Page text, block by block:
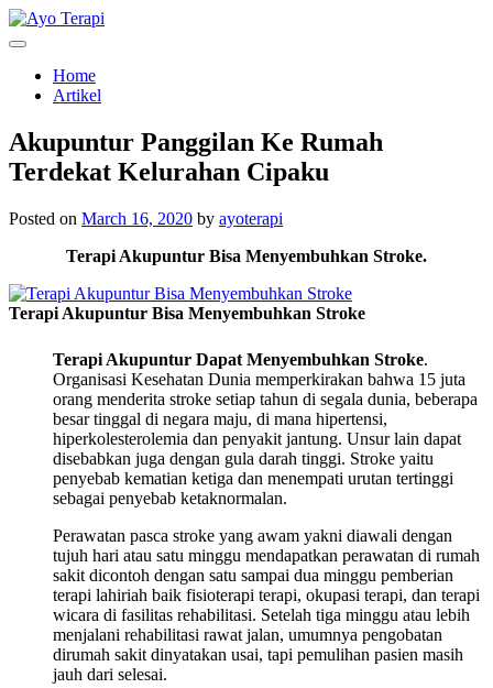
Skip
to
Home
Artikel
Akupuntur Panggilan Ke Rumah
Terdekat Kelurahan Cipaku
Posted on March 16, 2020 by ayoterapi
Terapi Akupuntur Bisa Menyembuhkan Stroke.
Terapi Akupuntur Bisa Menyembuhkan Stroke
Terapi Akupuntur Dapat Menyembuhkan Stroke.
Organisasi Kesehatan Dunia memperkirakan bahwa 15 juta
orang menderita stroke setiap tahun di segala dunia, beberapa
besar tinggal di negara maju, di mana hipertensi,
hiperkolesterolemia dan penyakit jantung. Unsur lain dapat
disebabkan juga dengan gula darah tinggi. Stroke yaitu
penyebab kematian ketiga dan menempati urutan tertinggi
sebagai penyebab ketaknormalan.
Perawatan pasca stroke yang awam yakni diawali dengan
tujuh hari atau satu minggu mendapatkan perawatan di rumah
sakit dicontoh dengan satu sampai dua minggu pemberian
terapi lahiriah baik fisioterapi terapi, okupasi terapi, dan terapi
wicara di fasilitas rehabilitasi. Setelah tiga minggu atau lebih
menjalani rehabilitasi rawat jalan, umumnya pengobatan
dirumah sakit dinyatakan usai, tapi pemulihan pasien masih
jauh dari selesai.